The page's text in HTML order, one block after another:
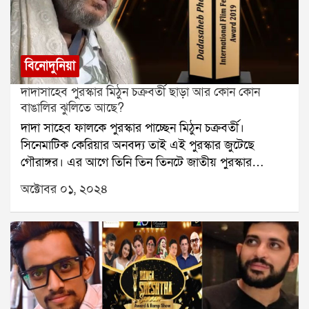
নাথ রায়, শিল্প ও বানিজ্যে পবন গোয়েঙ্কা ও সজ্জন ভজনকা।
আধ্যাত্মবাদে স্বামী প্রদীপানন্দ (কার্তিক মহারাজ), সমাজকর্মে
বিনায়ক লোহানী।আগামী মার্চ বা এপ্রিল মাসে রাষ্ট্রপতি ভবনে
আয়োজিত পুরস্কার বিতরণী অনুষ্ঠানে রাষ্ট্রপতি দ্রৌপদী মুর্মু
দিকপালদের হাতে পদ্ম পুরষ্কার তুলে দেবেন।
বিনোদুনিয়া
দাদাসাহেব পুরস্কার মিঠুন চক্রবর্তী ছাড়া আর কোন কোন
বাঙালির ঝুলিতে আছে?
দাদা সাহেব ফালকে পুরস্কার পাচ্ছেন মিঠুন চক্রবর্তী।
সিনেমাটিক কেরিয়ার অনবদ্য তাই এই পুরস্কার জুটেছে
গৌরাঙ্গর। এর আগে তিনি তিন তিনটে জাতীয় পুরস্কার
পেয়েছেন। পেয়েছিলেন পদ্ম ভূষণ পুরস্কার। এর আগেও
একাধিক কৃতী বাঙালি দাদাসাহেব ফালকে পুরস্কারে ভূষিত
হয়েছেন। রইল সেই তালিকা:বীরেন্দ্রনাথ সরকারঃ চলচ্চিত্র
প্রযোজক এবং পরিচালক হিসেবে জনপ্রিয় ছিলেন বীরেন্দ্রনাথ
সরকার। ১৯৭০ সালে তিনি দাদাসাহেব ফালকে পুরস্কার পান।
কলকাতার হেয়ার স্কুলের অধ্যক্ষ পেয়ারী চরণ সরকারের
প্রপৌত্র। তিনি লন্ডন বিশ্ববিদ্যালয়ে ইঞ্জিনিয়ারিং বিভাগে
পড়াশোনা করেন। তারপরই ভারতে ফিরে সিনেমা নির্মাণে
অক্টোবর ০১, ২০২৪